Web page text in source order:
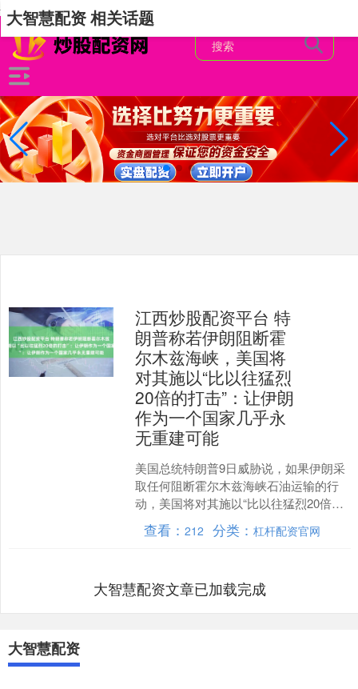
-->大智慧配资 相关话题
江西炒股配资平台 特
朗普称若伊朗阻断霍
尔木兹海峡，美国将
对其施以“比以往猛烈
20倍的打击”：让伊朗
作为一个国家几乎永
无重建可能
美国总统特朗普9日威胁说，如果伊朗采
取任何阻断霍尔木兹海峡石油运输的行
动，美国将对其施以“比以往猛烈20倍的
打击”。 特朗普当日在社交媒体上发文
说：“我们将摧毁....
查看：212 分类：杠杆配资官网
大智慧配资文章已加载完成
大智慧配资